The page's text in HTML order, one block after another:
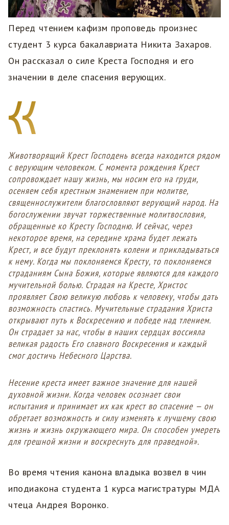
Перед чтением кафизм проповедь произнес
студент 3 курса бакалавриата Никита Захаров.
Он рассказал о силе Креста Господня и его
значении в деле спасения верующих.
Животворящий Крест Господень всегда находится рядом
с верующим человеком. С момента рождения Крест
сопровождает нашу жизнь, мы носим его на груди,
осеняем себя крестным знамением при молитве,
священнослужители благословляют верующий народ. На
богослужении звучат торжественные молитвословия,
обращенные ко Кресту Господню. И сейчас, через
некоторое время, на середине храма будет лежать
Крест, и все будут преклонять колени и прикладываться
к нему. Когда мы поклоняемся Кресту, то поклоняемся
страданиям Сына Божия, которые являются для каждого
мучительной болью. Страдая на Кресте, Христос
проявляет Свою великую любовь к человеку, чтобы дать
возможность спастись. Мучительные страдания Христа
открывают путь к Воскресению и победе над тлением.
Он страдает за нас, чтобы в наших сердцах воссияла
великая радость Его славного Воскресения и каждый
смог достичь Небесного Царства.
Несение креста имеет важное значение для нашей
духовной жизни. Когда человек осознает свои
испытания и принимает их как крест во спасение — он
обретает возможность и силу изменять к лучшему свою
жизнь и жизнь окружающего мира. Он способен умереть
для грешной жизни и воскреснуть для праведной».
Во время чтения канона владыка возвел в чин
иподиакона студента 1 курса магистратуры МДА
чтеца Андрея Воронко.